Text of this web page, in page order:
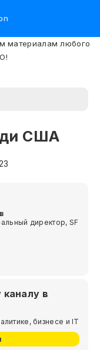
США
директор, SF
в
бизнесе и IT